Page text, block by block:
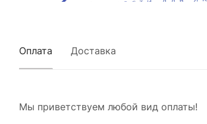
Оплата Доставка
Мы приветствуем любой вид оплаты!